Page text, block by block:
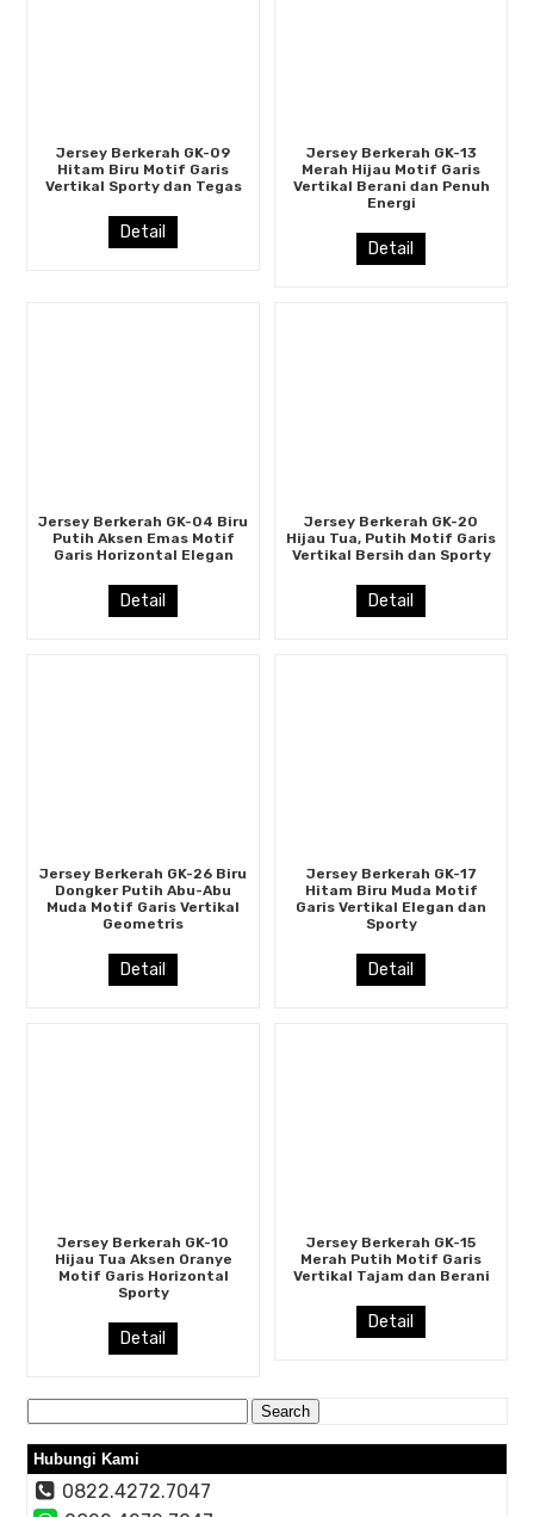
Jersey Berkerah GK-09
Hitam Biru Motif Garis
Vertikal Sporty dan Tegas
Detail
Jersey Berkerah GK-13
Merah Hijau Motif Garis
Vertikal Berani dan Penuh
Energi
Detail
Jersey Berkerah GK-04 Biru
Putih Aksen Emas Motif
Garis Horizontal Elegan
Detail
Jersey Berkerah GK-20
Hijau Tua, Putih Motif Garis
Vertikal Bersih dan Sporty
Detail
Jersey Berkerah GK-26 Biru
Dongker Putih Abu-Abu
Muda Motif Garis Vertikal
Geometris
Detail
Jersey Berkerah GK-17
Hitam Biru Muda Motif
Garis Vertikal Elegan dan
Sporty
Detail
Jersey Berkerah GK-10
Hijau Tua Aksen Oranye
Motif Garis Horizontal
Sporty
Detail
Jersey Berkerah GK-15
Merah Putih Motif Garis
Vertikal Tajam dan Berani
Detail
Search
for:
Hubungi Kami
0822.4272.7047